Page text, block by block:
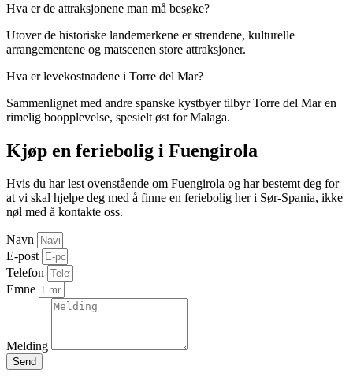
Hva er de attraksjonene man må besøke?
Utover de historiske landemerkene er strendene, kulturelle
arrangementene og matscenen store attraksjoner.
Hva er levekostnadene i Torre del Mar?
Sammenlignet med andre spanske kystbyer tilbyr Torre del Mar en
rimelig boopplevelse, spesielt øst for Malaga.
Kjøp en feriebolig i Fuengirola
Hvis du har lest ovenstående om Fuengirola og har bestemt deg for
at vi skal hjelpe deg med å finne en feriebolig her i Sør-Spania, ikke
nøl med å kontakte oss.
Navn
E-post
Telefon
Emne
Melding
Send